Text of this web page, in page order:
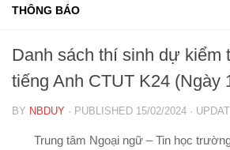
THÔNG BÁO
Danh sách thí sinh dự kiểm
tiếng Anh CTUT K24 (Ngày
BY NBDUY · PUBLISHED 15/02/2024 ·
Trung tâm Ngoại ngữ – Tin học